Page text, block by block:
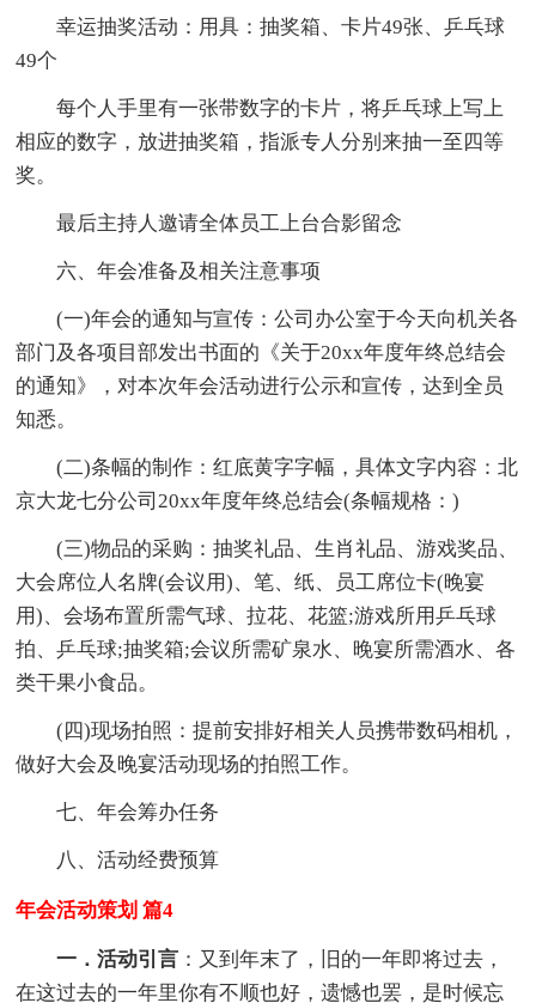
幸运抽奖活动：用具：抽奖箱、卡片49张、乒乓球
49个
每个人手里有一张带数字的卡片，将乒乓球上写上
相应的数字，放进抽奖箱，指派专人分别来抽一至四等
奖。
最后主持人邀请全体员工上台合影留念
六、年会准备及相关注意事项
(一)年会的通知与宣传：公司办公室于今天向机关各
部门及各项目部发出书面的《关于20xx年度年终总结会
的通知》，对本次年会活动进行公示和宣传，达到全员
知悉。
(二)条幅的制作：红底黄字字幅，具体文字内容：北
京大龙七分公司20xx年度年终总结会(条幅规格：)
(三)物品的采购：抽奖礼品、生肖礼品、游戏奖品、
大会席位人名牌(会议用)、笔、纸、员工席位卡(晚宴
用)、会场布置所需气球、拉花、花篮;游戏所用乒乓球
拍、乒乓球;抽奖箱;会议所需矿泉水、晚宴所需酒水、各
类干果小食品。
(四)现场拍照：提前安排好相关人员携带数码相机，
做好大会及晚宴活动现场的拍照工作。
七、年会筹办任务
八、活动经费预算
年会活动策划 篇4
一．活动引言 ：又到年末了，旧的一年即将过去，
在这过去的一年里你有不顺也好，遗憾也罢，是时候忘